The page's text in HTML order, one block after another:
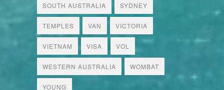
SOUTH AUSTRALIA SYDNEY
TEMPLES VAN VICTORIA
VIETNAM VISA VOL
WESTERN AUSTRALIA WOMBAT
YOUNG